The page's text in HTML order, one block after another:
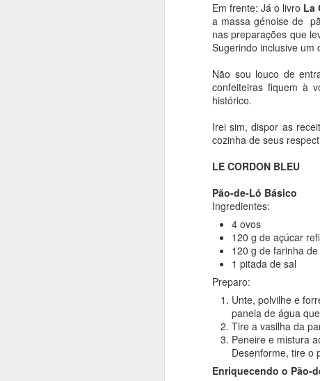
Em frente: Já o livro La
a massa génoise de
nas preparações que
Sugerindo inclusive um
Não sou louco de
confeiteiras fiquem à
histórico.
Irei sim, dispor as
cozinha de seus
LE CORDON BLEU
Pão-de-Ló Básico
Ingredientes:
4 ovos
120 g de açúcar
120 g de farinha
1 pitada de sal
Preparo:
Unte, polvilhe e
panela de água
Tire a vasilha da
Peneire e mistura
Desenforme, tire o
Enriquecendo o Pão-
1 colher (sopa)
1 gema para pincelar
PREPARO:
Em uma bacia
Em outra vasilha,
Abra um vão no
Usando um garfo
ovos um a um -
Massa bem macia.
Cubra a bacia com
Despeje a massa
conveniente,
polvilhadas com
Coloque a gema
estiver na hora de
tempo, não deixe